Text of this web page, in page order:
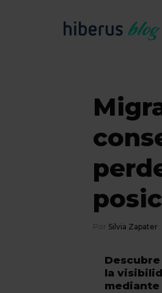
Por Silvia Zapater
la
mediante